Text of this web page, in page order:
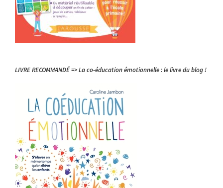
LIVRE RECOMMANDÉ => La co-éducation émotionnelle : le livre du blog !